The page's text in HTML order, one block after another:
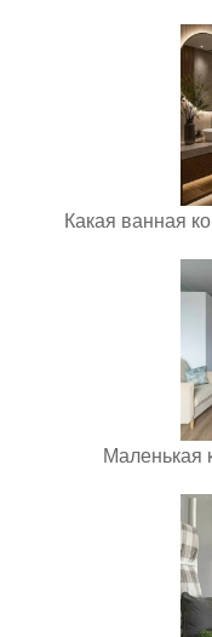
Какая ванная
Маленькая